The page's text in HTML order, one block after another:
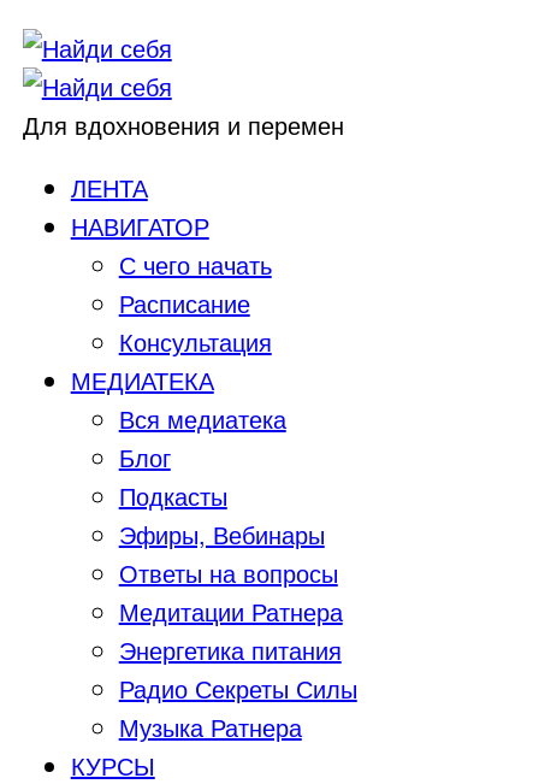
Для вдохновения и перемен
ЛЕНТА
НАВИГАТОР
С чего начать
Расписание
Консультация
МЕДИАТЕКА
Вся медиатека
Блог
Подкасты
Эфиры, Вебинары
Ответы на вопросы
Медитации Ратнера
Энергетика питания
Радио Секреты Силы
Музыка Ратнера
КУРСЫ